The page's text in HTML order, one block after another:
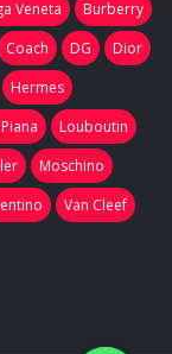
Veneta
Burberry
Coach DG
Dior
Hermes
Louboutin
Moschino
Van Cleef